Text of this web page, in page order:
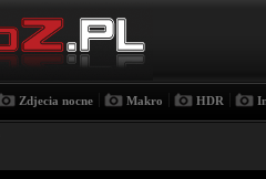
Zdjecia nocne Makro HDR